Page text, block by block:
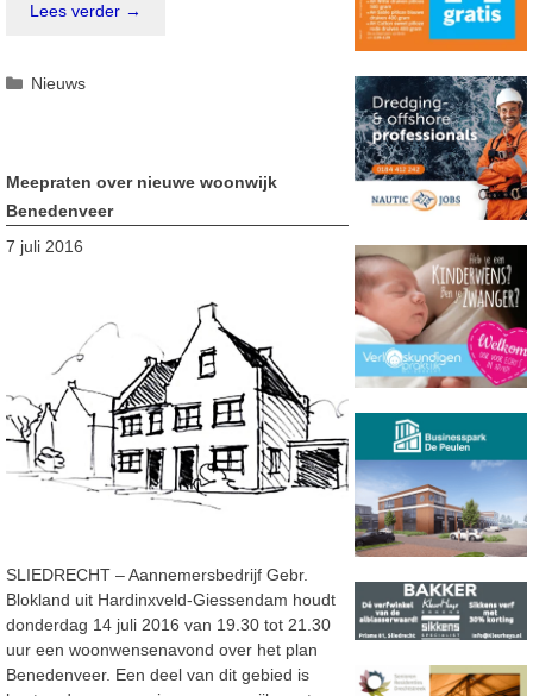
Lees verder →
Categorieën
Nieuws
Meepraten over nieuwe woonwijk
Benedenveer
7 juli 2016
SLIEDRECHT – Aannemersbedrijf Gebr.
Blokland uit Hardinxveld-Giessendam houdt
donderdag 14 juli 2016 van 19.30 tot 21.30
uur een woonwensenavond over het plan
Benedenveer. Een deel van dit gebied is